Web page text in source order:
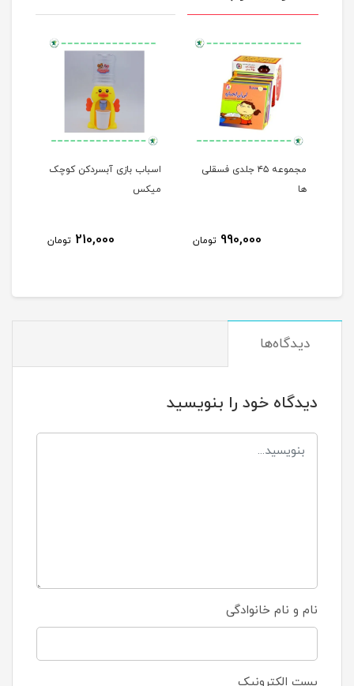
مجموعه ۴۵ جلدی فسقلی
ها
990,000 تومان
اسباب بازی آبسردکن کوچک
میکس
210,000 تومان
دیدگاه‌ها
دیدگاه خود را بنویسید
نام و نام خانوادگی
پست الکترونیک